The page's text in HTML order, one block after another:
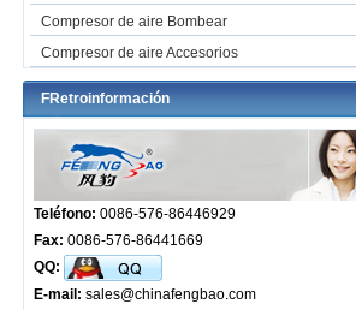
Compresor de aire Bombear
Compresor de aire Accesorios
FRetroinformación
Teléfono: 0086-576-86446929
Fax: 0086-576-86441669
QQ:
E-mail: sales@chinafengbao.com